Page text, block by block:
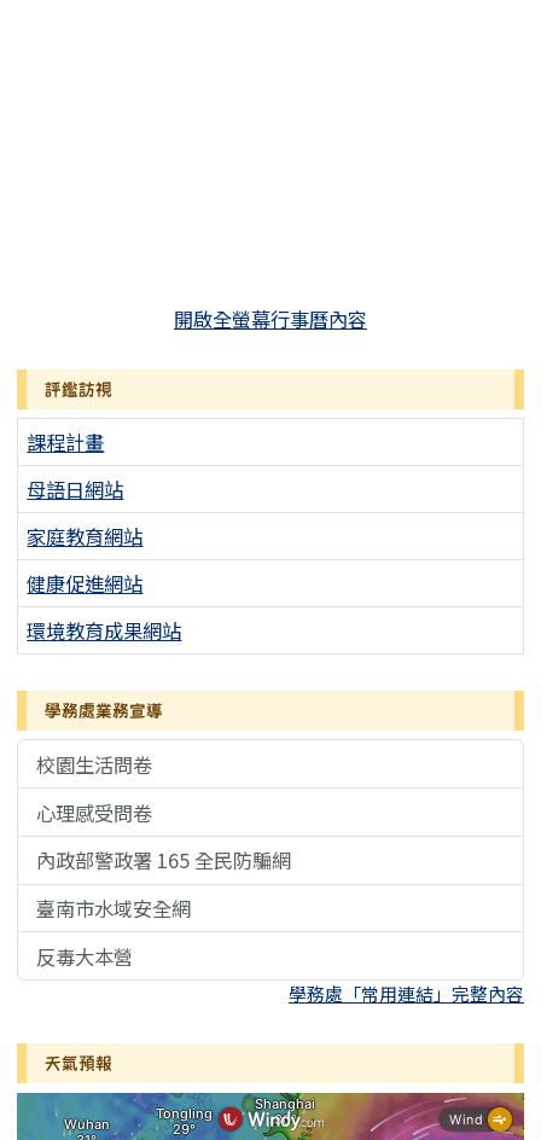
開啟全螢幕行事曆內容
評鑑訪視
課程計畫
母語日網站
家庭教育網站
健康促進網站
環境教育成果網站
學務處業務宣導
校園生活問卷
心理感受問卷
內政部警政署 165 全民防騙網
臺南市水域安全網
反毒大本營
學務處「常用連結」完整內容
天氣預報